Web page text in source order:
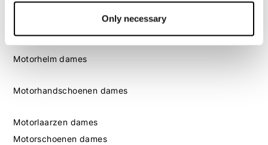
Only necessary
Motorhelm dames
Motorhandschoenen dames
Motorlaarzen dames
Motorschoenen dames